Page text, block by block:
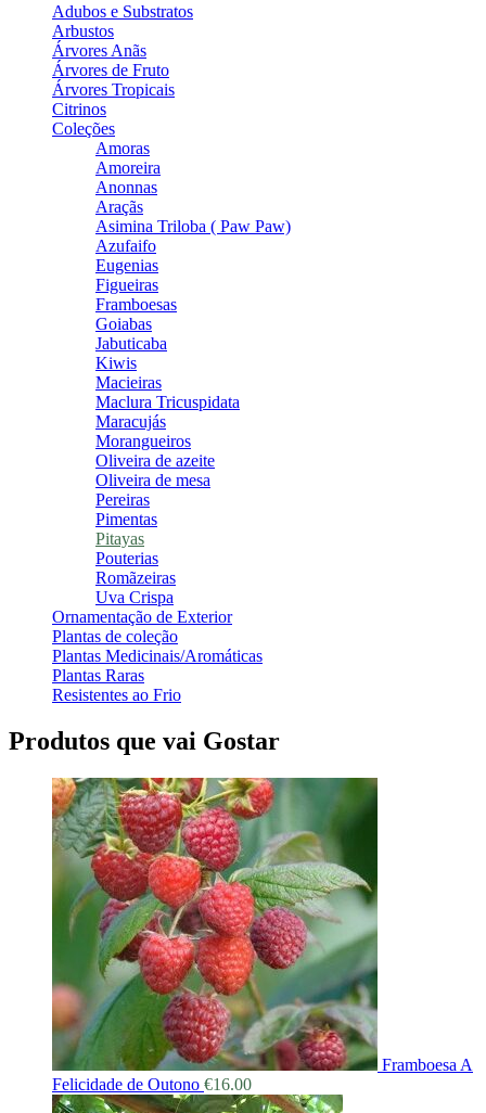
Adubos e Substratos
Arbustos
Árvores Anãs
Árvores de Fruto
Árvores Tropicais
Citrinos
Coleções
Amoras
Amoreira
Anonnas
Araçãs
Asimina Triloba ( Paw Paw)
Azufaifo
Eugenias
Figueiras
Framboesas
Goiabas
Jabuticaba
Kiwis
Macieiras
Maclura Tricuspidata
Maracujás
Morangueiros
Oliveira de azeite
Oliveira de mesa
Pereiras
Pimentas
Pitayas
Pouterias
Romãzeiras
Uva Crispa
Ornamentação de Exterior
Plantas de coleção
Plantas Medicinais/Aromáticas
Plantas Raras
Resistentes ao Frio
Produtos que vai Gostar
Framboesa A
Felicidade de Outono €16.00